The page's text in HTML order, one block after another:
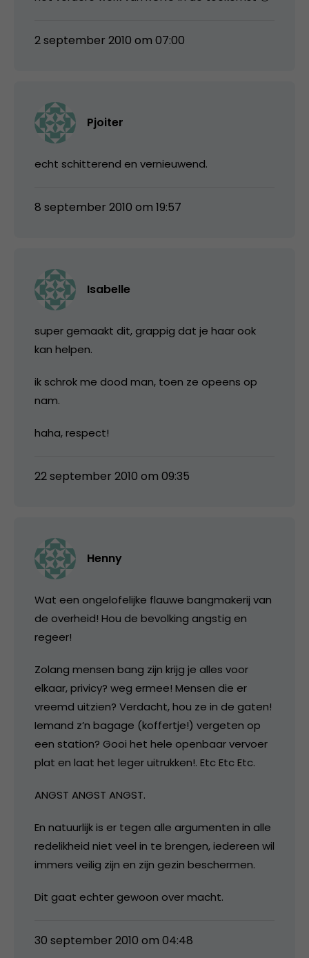
2 september 2010 om 07:00
Pjoiter
echt schitterend en vernieuwend.
8 september 2010 om 19:57
Isabelle
super gemaakt dit, grappig dat je haar ook
kan helpen.
ik schrok me dood man, toen ze opeens op
nam.
haha, respect!
22 september 2010 om 09:35
Henny
Wat een ongelofelijke flauwe bangmakerij van
de overheid! Hou de bevolking angstig en
regeer!
Zolang mensen bang zijn krijg je alles voor
elkaar, privicy? weg ermee! Mensen die er
vreemd uitzien? Verdacht, hou ze in de gaten!
Iemand z’n bagage (koffertje!) vergeten op
een station? Gooi het hele openbaar vervoer
plat en laat het leger uitrukken!. Etc Etc Etc.
ANGST ANGST ANGST.
En natuurlijk is er tegen alle argumenten in alle
redelikheid niet veel in te brengen, iedereen wil
immers veilig zijn en zijn gezin beschermen.
Dit gaat echter gewoon over macht.
30 september 2010 om 04:48